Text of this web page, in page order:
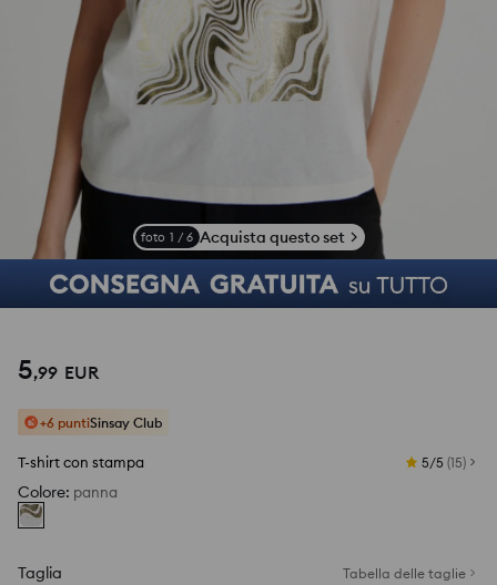
foto 1 / 6 Acquista questo set
5,99 EUR
+6 puntiSinsay Club
T-shirt con stampa 5/5 (15)
Colore: panna
Taglia Tabella delle taglie